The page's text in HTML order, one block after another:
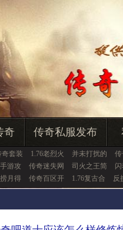
奇 传奇私服发布
奇套装 1.76老烈火 并未打扰的
游攻 传奇迷失网 司火之王简
月得 传奇百区开 1.76复古合 反